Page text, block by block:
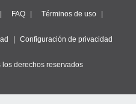
FAQ Términos de uso
Configuración de privacidad
derechos reservados